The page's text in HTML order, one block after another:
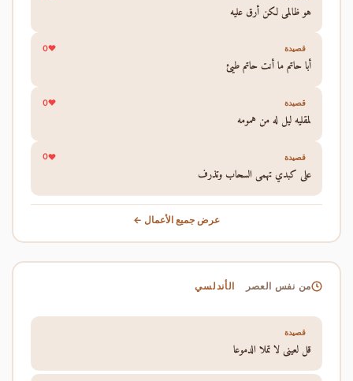
هو ظالمي لكن أرق عليه
قصيدة 0
أبا حاتم ما أنت حاتم طيئ
قصيدة 0
لمقليه ليل له من همومه
قصيدة 0
على كبدي تهمي السحاب وتذرف
عرض جميع الأعمال ←
من نفس العصر الأندلسي
قصيدة
قل لعيني لا تملا الدموعا